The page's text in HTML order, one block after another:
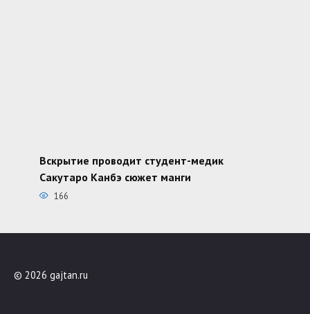
Вскрытие проводит студент-медик
Сакутаро Канбэ сюжет манги
166
© 2026 gajtan.ru